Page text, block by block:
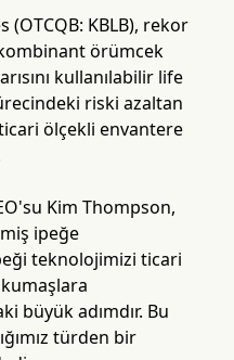
KBLB), rekor
örümcek
kullanılabilir life
riski azaltan
ölçekli envantere
Kim Thompson,
ipeğe
teknolojimizi ticari
büyük adımdır. Bu
türden bir